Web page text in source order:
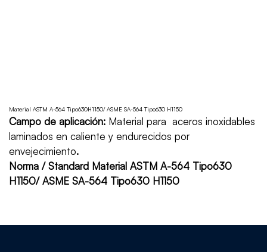
Material ASTM A-564 Tipo630H1150/ ASME SA-564 Tipo630 H1150
Campo de aplicación: Material para aceros inoxidables
laminados en caliente y endurecidos por
envejecimiento.
Norma / Standard Material ASTM A-564 Tipo630
H1150/ ASME SA-564 Tipo630 H1150